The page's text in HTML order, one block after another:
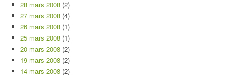
28 mars 2008 (2)
27 mars 2008 (4)
26 mars 2008 (1)
25 mars 2008 (1)
20 mars 2008 (2)
19 mars 2008 (2)
14 mars 2008 (2)